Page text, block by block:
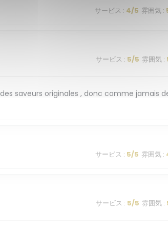
サービス : 4/5 雰囲気 :
サービス : 5/5 雰囲気 :
saveurs originales , donc comme jamais
サービス : 5/5 雰囲気 :
サービス : 5/5 雰囲気 :